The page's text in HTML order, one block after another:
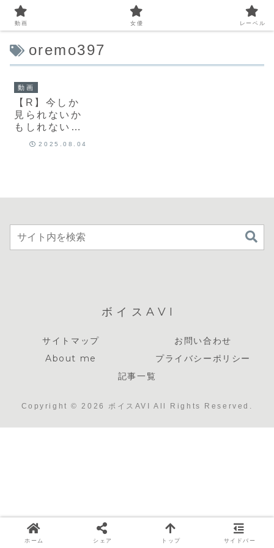
oremo397
動画
【R】今しか
見られないか
もしれない、
美貌とプロポ
2025.08.04
ボイスAVI
サイトマップ
お問い合わせ
About me
プライバシーポリシー
記事一覧
Copyright © 2026 ボイスAVI All Rights Reserved.
動画 女優 レーベル
ホーム シェア トップ サイドバー